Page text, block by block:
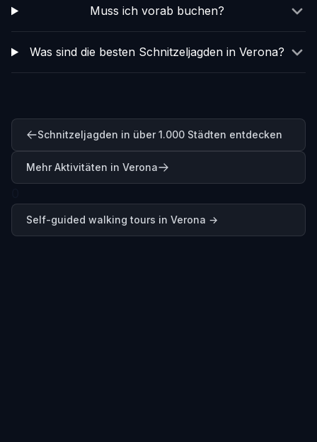
Muss ich vorab buchen?
Was sind die besten Schnitzeljagden in Verona?
Schnitzeljagden in über 1.000 Städten entdecken
Mehr Aktivitäten in Verona
Self-guided walking tours in Verona →